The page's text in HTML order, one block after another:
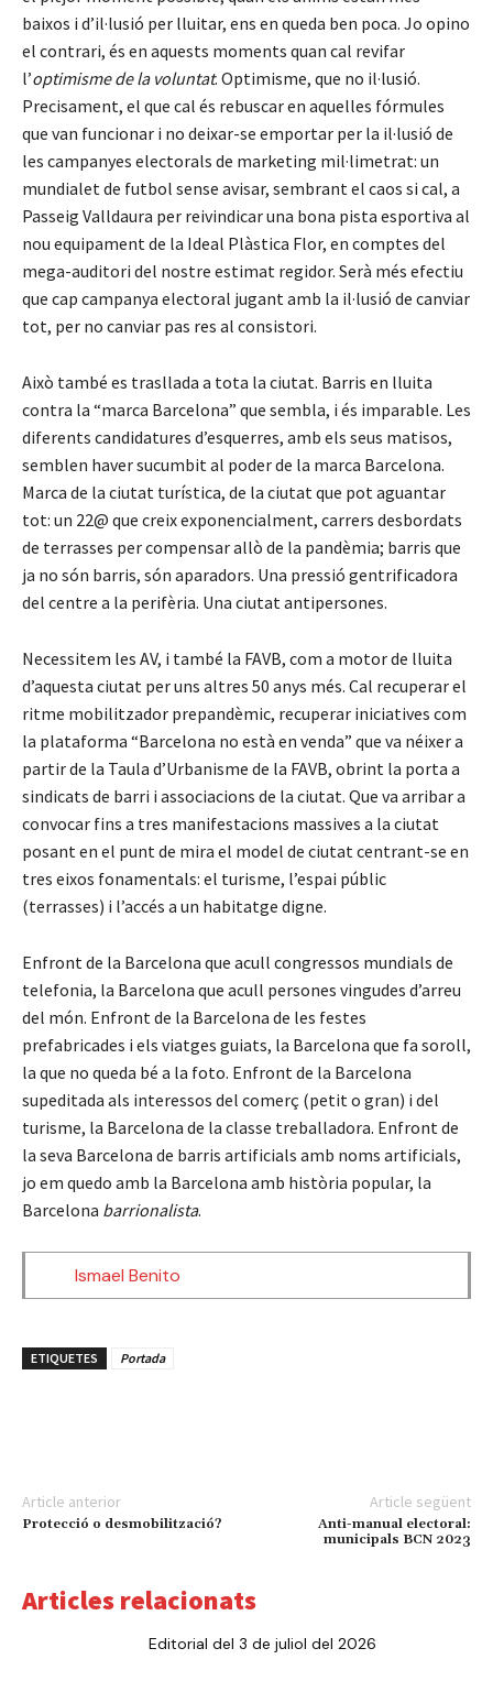
baixos i d’il·lusió per lluitar, ens en queda ben poca. Jo opino
el contrari, és en aquests moments quan cal revifar
l’optimisme de la voluntat. Optimisme, que no il·lusió.
Precisament, el que cal és rebuscar en aquelles fórmules
que van funcionar i no deixar-se emportar per la il·lusió de
les campanyes electorals de marketing mil·limetrat: un
mundialet de futbol sense avisar, sembrant el caos si cal, a
Passeig Valldaura per reivindicar una bona pista esportiva al
nou equipament de la Ideal Plàstica Flor, en comptes del
mega-auditori del nostre estimat regidor. Serà més efectiu
que cap campanya electoral jugant amb la il·lusió de canviar
tot, per no canviar pas res al consistori.
Això també es trasllada a tota la ciutat. Barris en lluita
contra la “marca Barcelona” que sembla, i és imparable. Les
diferents candidatures d’esquerres, amb els seus matisos,
semblen haver sucumbit al poder de la marca Barcelona.
Marca de la ciutat turística, de la ciutat que pot aguantar
tot: un 22@ que creix exponencialment, carrers desbordats
de terrasses per compensar allò de la pandèmia; barris que
ja no són barris, són aparadors. Una pressió gentrificadora
del centre a la perifèria. Una ciutat antipersones.
Necessitem les AV, i també la FAVB, com a motor de lluita
d’aquesta ciutat per uns altres 50 anys més. Cal recuperar el
ritme mobilitzador prepandèmic, recuperar iniciatives com
la plataforma “Barcelona no està en venda” que va néixer a
partir de la Taula d’Urbanisme de la FAVB, obrint la porta a
sindicats de barri i associacions de la ciutat. Que va arribar a
convocar fins a tres manifestacions massives a la ciutat
posant en el punt de mira el model de ciutat centrant-se en
tres eixos fonamentals: el turisme, l’espai públic
(terrasses) i l’accés a un habitatge digne.
Enfront de la Barcelona que acull congressos mundials de
telefonia, la Barcelona que acull persones vingudes d’arreu
del món. Enfront de la Barcelona de les festes
prefabricades i els viatges guiats, la Barcelona que fa soroll,
la que no queda bé a la foto. Enfront de la Barcelona
supeditada als interessos del comerç (petit o gran) i del
turisme, la Barcelona de la classe treballadora. Enfront de
la seva Barcelona de barris artificials amb noms artificials,
jo em quedo amb la Barcelona amb història popular, la
Barcelona barrionalista.
Ismael Benito
ETIQUETES Portada
Article anterior
Protecció o desmobilització?
Article següent
Anti-manual electoral:
municipals BCN 2023
Articles relacionats
Editorial del 3 de juliol del 2026